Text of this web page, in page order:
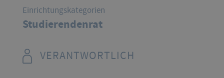
Einrichtungskategorien
Studierendenrat
VERANTWORTLICH